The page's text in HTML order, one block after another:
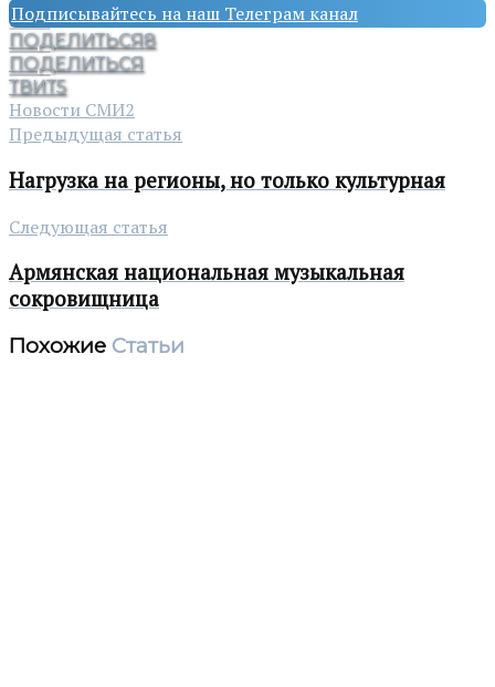
Подписывайтесь на наш Телеграм канал
ПОДЕЛИТЬСЯ8
ПОДЕЛИТЬСЯ
ТВИТ5
Новости СМИ2
Предыдущая статья
Нагрузка на регионы, но только культурная
Следующая статья
Армянская национальная музыкальная
сокровищница
Похожие Статьи